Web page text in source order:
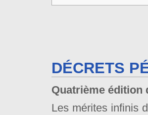
DÉCRETS
Quatrième édition
Les mérites infinis